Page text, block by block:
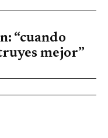
“cuando
mejor”